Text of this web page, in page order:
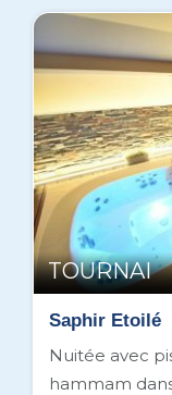
TOURNAI
Saphir Etoilé
Nuitée avec
hammam